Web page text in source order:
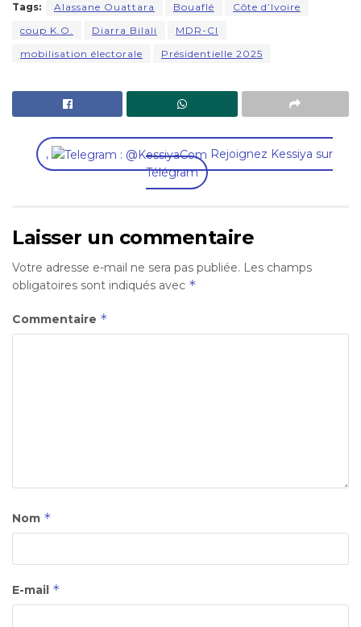
Tags: Alassane Ouattara Bouaflé
Côte d’Ivoire
coup K.O.
Diarra Bilali
MDR-CI
mobilisation électorale
Présidentielle 2025
,
Rejoignez Kessiya sur
Télégram
Laisser un commentaire
Votre adresse e-mail ne sera pas publiée. Les champs
obligatoires sont indiqués avec *
Commentaire *
Nom *
E-mail *